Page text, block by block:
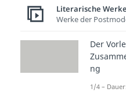
klar,
zum
Gott.
Literarische Werke
Werke der
Der
ng
1/4 –